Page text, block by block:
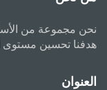
نحن مجموعة من
هدفنا تحسين مستوى
العنوان